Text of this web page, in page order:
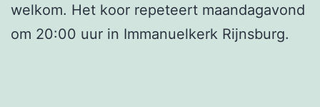
welkom. Het koor repeteert maandagavond
om 20:00 uur in Immanuelkerk Rijnsburg.